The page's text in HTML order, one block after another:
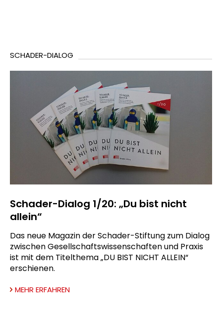
SCHADER-DIALOG
Schader-Dialog 1/20: „Du bist nicht
allein“
Das neue Magazin der Schader-Stiftung zum Dialog
zwischen Gesellschaftswissenschaften und Praxis
ist mit dem Titelthema „DU BIST NICHT ALLEIN“
erschienen.
MEHR ERFAHREN